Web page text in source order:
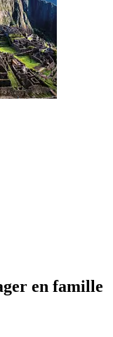
en famille